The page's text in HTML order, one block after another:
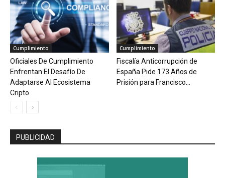
Cumplimiento
Oficiales De Cumplimiento
Enfrentan El Desafío De
Adaptarse Al Ecosistema
Cripto
Cumplimiento
Fiscalía Anticorrupción de
España Pide 173 Años de
Prisión para Francisco...
PUBLICIDAD